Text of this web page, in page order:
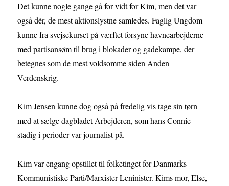
Det kunne nogle gange gå for vidt for Kim, men det var
også dér, de mest aktionslystne samledes. Faglig Ungdom
kunne fra svejsekurset på værftet forsyne havnearbejderne
med partisansøm til brug i blokader og gadekampe, der
betegnes som de mest voldsomme siden Anden
Verdenskrig.
Kim Jensen kunne dog også på fredelig vis tage sin tørn
med at sælge dagbladet Arbejderen, som hans Connie
stadig i perioder var journalist på.
Kim var engang opstillet til folketinget for Danmarks
Kommunistiske Parti/Marxister-Leninister. Kims mor, Else,